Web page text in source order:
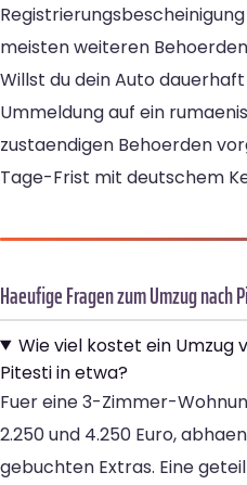
meisten weiteren
Willst du dein Auto
Ummeldung auf ein
zustaendigen Behoerden
Tage-Frist mit deutschem
Haeufige Fragen zum Umzug nach
Wie viel kostet ein Umzug
Pitesti in etwa?
Fuer eine 3-Zimmer-
2.250 und 4.250 Euro,
gebuchten Extras. Eine